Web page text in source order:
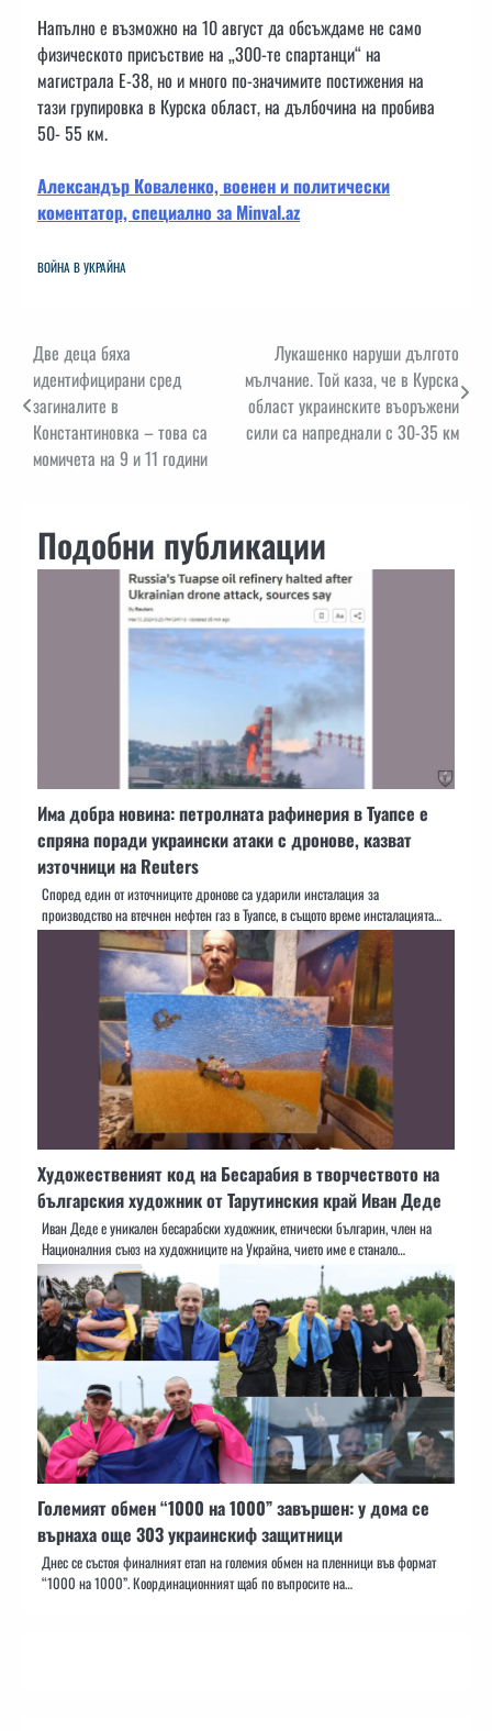
Напълно е възможно на 10 август да обсъждаме не само
физическото присъствие на „300-те спартанци“ на
магистрала Е-38, но и много по-значимите постижения на
тази групировка в Курска област, на дълбочина на пробива
50- 55 км.
Александър Коваленко, военен и политически
коментатор, специално за Minval.az
ВОЙНА В УКРАЙНА
Навигация
Две деца бяха
идентифицирани сред
загиналите в
Константиновка – това са
момичета на 9 и 11 години
Лукашенко наруши дългото
мълчание. Той каза, че в Курска
област украинските въоръжени
сили са напреднали с 30-35 км
Подобни публикации
Има добра новина: петролната рафинерия в Туапсе е
спряна поради украински атаки с дронове, казват
източници на Reuters
Според един от източниците дронове са ударили инсталация за
производство на втечнен нефтен газ в Туапсе, в същото време инсталацията…
Художественият код на Бесарабия в творчеството на
българския художник от Тарутинския край Иван Деде
Иван Деде е уникален бесарабски художник, етнически българин, член на
Националния съюз на художниците на Украйна, чието име е станало…
Големият обмен “1000 на 1000” завършен: у дома се
върнаха още 303 украинскиф защитници
Днес се състоя финалният етап на големия обмен на пленници във формат
“1000 на 1000”. Координационният щаб по въпросите на…